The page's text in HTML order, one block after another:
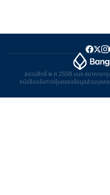
สงวนสิทธิ์ พ.ศ.2558 บมจ.ธนาคารกรุ
หนังสือแจ้งการคุ้มครองข้อมูลส่วนบุคคล